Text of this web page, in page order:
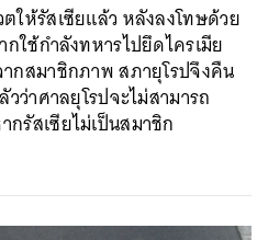
ให้รัสเซียแล้ว หลังลงโทษด้วย
ใช้กำลังทหารไปยึดไครเมีย
กสมาชิกภาพ สภายุโรปจึงคืน
ว่าศาลยุโรปจะไม่สามารถ
รัสเซียไม่เป็นสมาชิก